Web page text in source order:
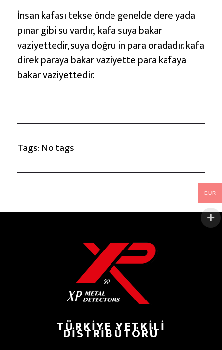
ş
a
r
e
t
İnsan kafası tekse önde genelde dere yada
pınar gibi su vardır, kafa suya bakar
vaziyettedir, suya doğru in para oradadır. kafa
direk paraya bakar vaziyette para kafaya
bakar vaziyettedir.
Tags: No tags
TÜRKIYE YETKILI
DISTRIBÜTÖRÜ
EUR